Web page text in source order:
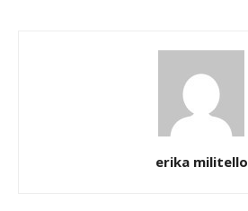
erika militello